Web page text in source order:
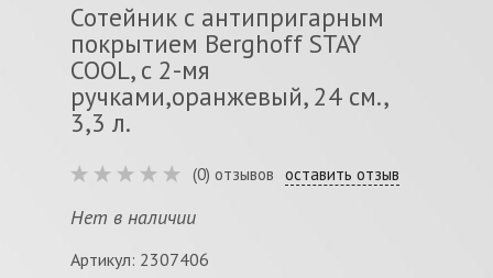
Сотейник с антипригарным
покрытием Berghoff STAY
COOL, с 2-мя
ручками,оранжевый, 24 см.,
3,3 л.
(0) отзывов оставить отзыв
Нет в наличии
Артикул: 2307406